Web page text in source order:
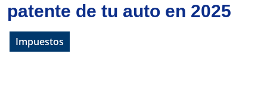
patente de tu auto en 2025
Impuestos